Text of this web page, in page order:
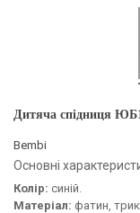
Дитяча спідниця
Bembi
Основні
Колір: синій.
Матеріал: фатин,